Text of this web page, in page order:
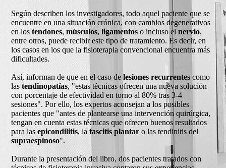
Según describen los investigadores, todo aquel paciente que se
encuentre en una situación crónica, con cambios degenerativos
en lostendones,músculos,ligamentoso incluso elnervio,
entre otros, puede recibir este tipo de tratamiento. Es decir, en
los casos en los que la fisioterapia convencional encuentra más
dificultades.
Así, informan de que en el caso delesiones recurrentes como
lastendinopatías, "estas técnicas ofrecen una nueva solución
con porcentaje de efectividad en torno al 80% tras 3-4
sesiones". Por ello, los expertos aconsejan a los posibles
pacientes que "antes de plantearse una intervención quirúrgica,
tengan en cuenta estas técnicas que ofrecen buenos resultados
para lasepicondilitis, lafascitis plantar o las tendinitis del
supraespinoso".
Durante la presentación del libro, dos pacientes tratados con